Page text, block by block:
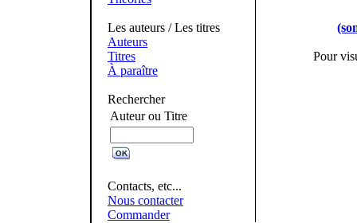
Les auteurs / Les titres
Auteurs
Titres
À paraître
Rechercher
Auteur ou Titre
Contacts, etc...
Nous contacter
Commander
Pour